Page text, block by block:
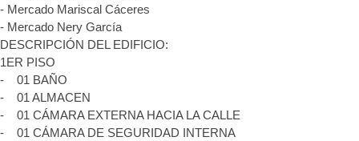
- Mercado Mariscal Cáceres
- Mercado Nery García
DESCRIPCIÓN DEL EDIFICIO:
1ER PISO
- 01 BAÑO
- 01 ALMACEN
- 01 CÁMARA EXTERNA HACIA LA CALLE
- 01 CÁMARA DE SEGURIDAD INTERNA